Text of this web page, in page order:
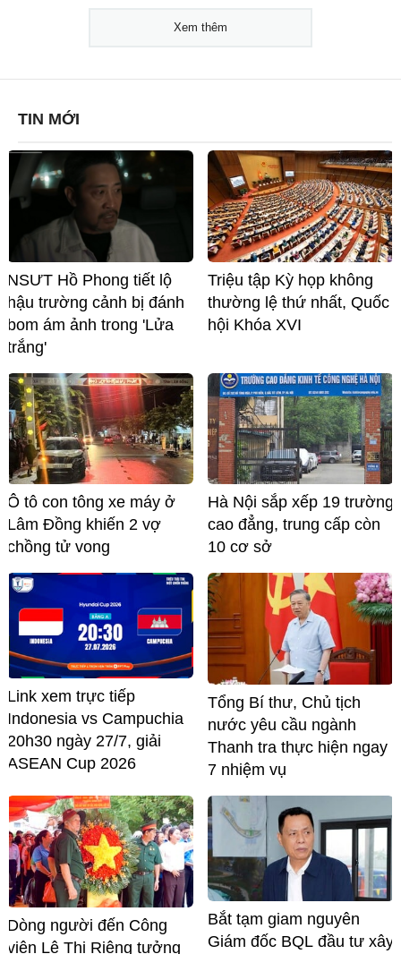
Xem thêm
TIN MỚI
NSƯT Hồ Phong tiết lộ
hậu trường cảnh bị đánh
bom ám ảnh trong 'Lửa
trắng'
Triệu tập Kỳ họp không
thường lệ thứ nhất, Quốc
hội Khóa XVI
Ô tô con tông xe máy ở
Lâm Đồng khiến 2 vợ
chồng tử vong
Hà Nội sắp xếp 19 trường
cao đẳng, trung cấp còn
10 cơ sở
Link xem trực tiếp
Indonesia vs Campuchia
20h30 ngày 27/7, giải
ASEAN Cup 2026
Tổng Bí thư, Chủ tịch
nước yêu cầu ngành
Thanh tra thực hiện ngay
7 nhiệm vụ
Dòng người đến Công
viên Lê Thị Riêng tưởng
Bắt tạm giam nguyên
Giám đốc BQL đầu tư xây